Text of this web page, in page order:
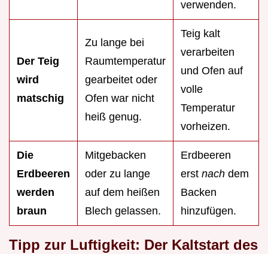
verwenden.
Der Teig
wird
matschig
Zu lange bei
Raumtemperatur
gearbeitet oder
Ofen war nicht
heiß genug.
Teig kalt
verarbeiten
und Ofen auf
volle
Temperatur
vorheizen.
Die
Erdbeeren
werden
braun
Mitgebacken
oder zu lange
auf dem heißen
Blech gelassen.
Erdbeeren
erst nach dem
Backen
hinzufügen.
Tipp zur Luftigkeit: Der Kaltstart des